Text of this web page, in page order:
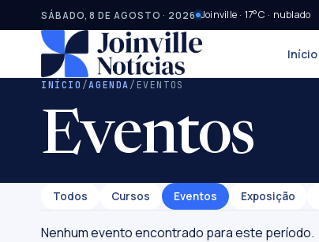
SÁBADO, 8 DE AGOSTO · 2026 Joinville · 17°C · nublado
Início
INÍCIO /AGENDA / EVENTOS
Eventos
Todos Cursos Eventos Exposição
Nenhum evento encontrado para este período.